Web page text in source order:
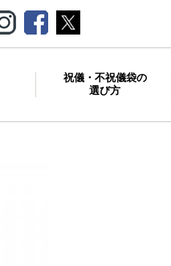
祝儀・不祝儀袋の
選び方